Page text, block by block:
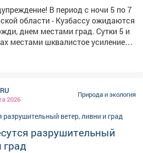
период с ночи 5 по 7
области - Кузбассу ожидаются
местами град. Сутки 5 и
местами шквалистое усиление
18-23 м/с.
2026
Природа и экология
разрушительный
град